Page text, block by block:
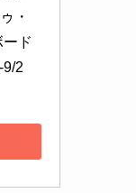
・
ド
2